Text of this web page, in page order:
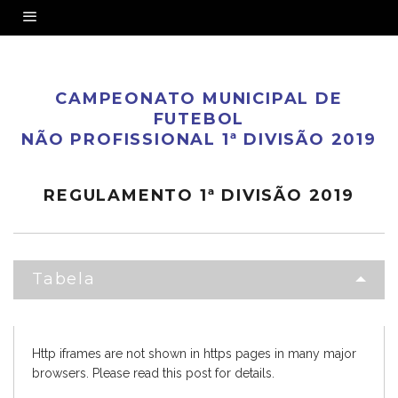
CAMPEONATO MUNICIPAL DE
FUTEBOL
NÃO PROFISSIONAL 1ª DIVISÃO 2019
REGULAMENTO 1ª DIVISÃO 2019
Tabela
Http iframes are not shown in https pages in many major
browsers. Please read this post for details.